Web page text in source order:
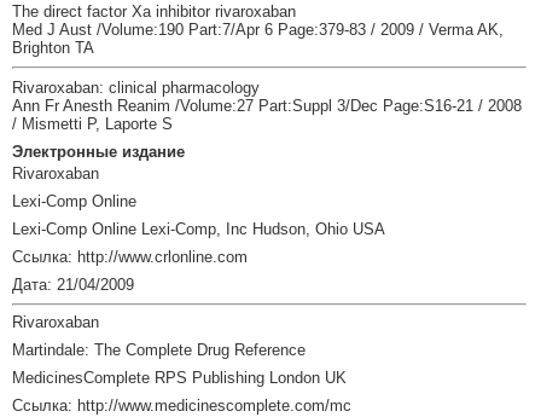
The direct factor Xa inhibitor rivaroxaban
Med J Aust /Volume:190 Part:7/Apr 6 Page:379-83 / 2009 / Verma AK,
Brighton TA
Rivaroxaban: clinical pharmacology
Ann Fr Anesth Reanim /Volume:27 Part:Suppl 3/Dec Page:S16-21 / 2008
/ Mismetti P, Laporte S
Электронные издание
Rivaroxaban
Lexi-Comp Online
Lexi-Comp Online Lexi-Comp, Inc Hudson, Ohio USA
Ссылка: http://www.crlonline.com
Дата: 21/04/2009
Rivaroxaban
Martindale: The Complete Drug Reference
MedicinesComplete RPS Publishing London UK
Ссылка: http://www.medicinescomplete.com/mc